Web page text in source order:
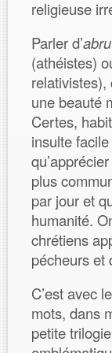
religieuse
Parler d’
(athéistes)
relativistes),
une beauté
Certes,
insulte
plus
par jour et
humanité.
chrétiens
pécheurs et
C’est avec
mots, dans
petite